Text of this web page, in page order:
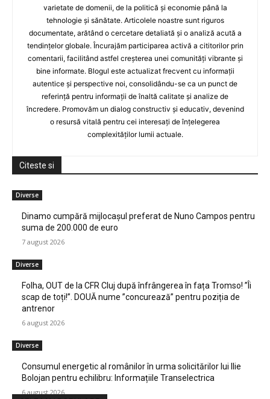
varietate de domenii, de la politică și economie până la
tehnologie și sănătate. Articolele noastre sunt riguros
documentate, arătând o cercetare detaliată și o analiză acută a
tendințelor globale. Încurajăm participarea activă a cititorilor prin
comentarii, facilitând astfel creșterea unei comunități vibrante și
bine informate. Blogul este actualizat frecvent cu informații
autentice și perspective noi, consolidându-se ca un punct de
referință pentru informații de înaltă calitate și analize de
încredere. Promovăm un dialog constructiv și educativ, devenind
o resursă vitală pentru cei interesați de înțelegerea
complexităților lumii actuale.
Citeste si
Diverse
Dinamo cumpără mijlocașul preferat de Nuno Campos pentru
suma de 200.000 de euro
7 august 2026
Diverse
Folha, OUT de la CFR Cluj după înfrângerea în fața Tromso! ”Îi
scap de toți!”. DOUĂ nume ”concurează” pentru poziția de
antrenor
6 august 2026
Diverse
Consumul energetic al românilor în urma solicitărilor lui Ilie
Bolojan pentru echilibru: Informațiile Transelectrica
6 august 2026